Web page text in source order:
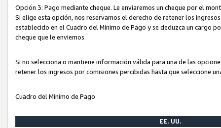
Opción 3: Pago mediante cheque. Le enviaremos un cheque por el
Si elige esta opción, nos reservamos el derecho de retener los
establecido en el Cuadro del Mínimo de Pago y se deduzca un cargo
cheque que le enviemos.
Si no selecciona o mantiene información válida para una de las
retener los ingresos por comisiones percibidas hasta que seleccione
Cuadro del Mínimo de Pago
EE. UU.